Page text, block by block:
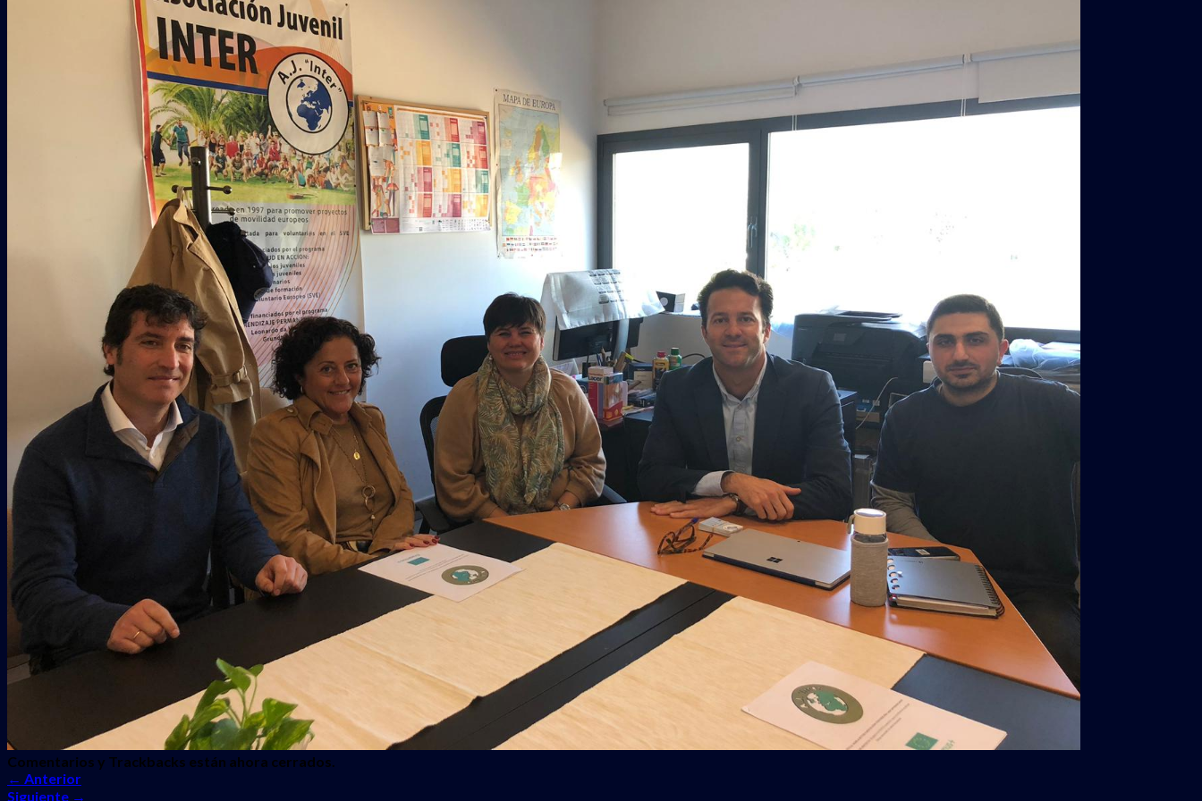
QUIENES SOMOS
Erasmus + Juventud
COLABORADORES
Comentarios y Trackbacks están ahora cerrados.
← Anterior
Siguiente →